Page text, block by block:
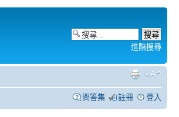
進階搜尋
問答集 註冊 登入